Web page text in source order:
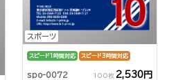
スポーツ
スピード1時間対応 スピード3時間対応
spo-0072 100枚 2,530円